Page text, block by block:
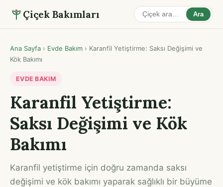
Çiçek Bakımları Ara
Ana Sayfa › Evde Bakım › Karanfil Yetiştirme: Saksı Değişimi ve
Kök Bakımı
EVDE BAKIM
Karanfil Yetiştirme:
Saksı Değişimi ve Kök
Bakımı
Karanfil yetiştirme için doğru zamanda saksı
değişimi ve kök bakımı yaparak sağlıklı bir büyüme